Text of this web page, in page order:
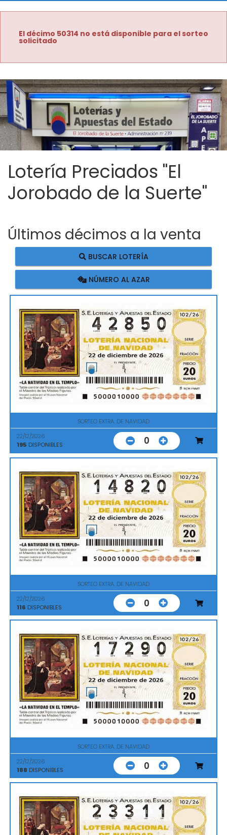
El décimo 50314 no está disponible para el sorteo
solicitado
Lotería Preciados "El
Jorobado de la Suerte"
Últimos décimos a la venta
BUSCAR LOTERÍA
NÚMERO AL AZAR
SORTEO EXTRA. DE NAVIDAD
22/12/2026
195 DISPONIBLES 0
SORTEO EXTRA. DE NAVIDAD
22/12/2026
116 DISPONIBLES 0
SORTEO EXTRA. DE NAVIDAD
22/12/2026
188 DISPONIBLES 0